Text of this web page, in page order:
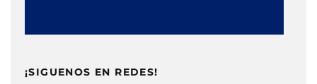
¡SIGUENOS EN REDES!